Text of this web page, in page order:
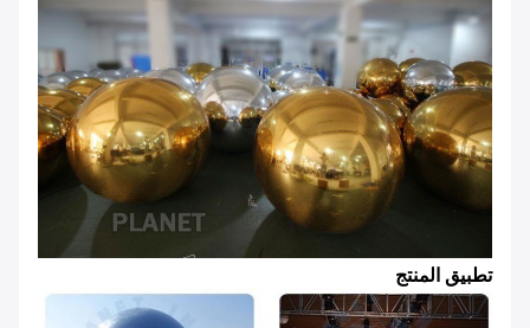
تطبيق المنتج